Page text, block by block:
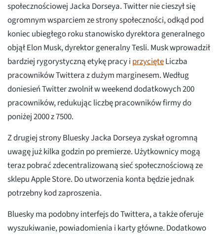
społecznościowej Jacka Dorseya. Twitter nie cieszył się
ogromnym wsparciem ze strony społeczności, odkąd pod
koniec ubiegłego roku stanowisko dyrektora generalnego
objął Elon Musk, dyrektor generalny Tesli. Musk wprowadził
bardziej rygorystyczną etykę pracy i przycięteLiczba
pracowników Twittera z dużym marginesem. Według
doniesień Twitter zwolnił w weekend dodatkowych 200
pracowników, redukując liczbę pracowników firmy do
poniżej 2000 z 7500.
Z drugiej strony Bluesky Jacka Dorseya zyskał ogromną
uwagę już kilka godzin po premierze. Użytkownicy mogą
teraz pobrać zdecentralizowaną sieć społecznościową ze
sklepu Apple Store. Do utworzenia konta będzie jednak
potrzebny kod zaproszenia.
Bluesky ma podobny interfejs do Twittera, a także oferuje
wyszukiwanie, powiadomienia i karty główne. Dodatkowo